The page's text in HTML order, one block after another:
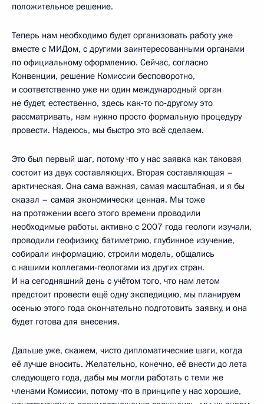
положительное решение.
Теперь нам необходимо будет организовать работу уже
вместе с МИДом, с другими заинтересованными органами
по официальному оформлению. Сейчас, согласно
Конвенции, решение Комиссии бесповоротно,
и соответственно уже ни один международный орган
не будет, естественно, здесь как‑то по‑другому это
рассматривать, нам нужно просто формальную процедуру
провести. Надеюсь, мы быстро это всё сделаем.
Это был первый шаг, потому что у нас заявка как таковая
состоит из двух составляющих. Вторая составляющая –
арктическая. Она сама важная, самая масштабная, и я бы
сказал – самая экономически ценная. Мы тоже
на протяжении всего этого времени проводили
необходимые работы, активно с 2007 года геологи изучали,
проводили геофизику, батиметрию, глубинное изучение,
собирали информацию, строили модель, общались
с нашими коллегами-геологами из других стран.
И на сегодняшний день с учётом того, что нам летом
предстоит провести ещё одну экспедицию, мы планируем
осенью этого года окончательно подготовить заявку, и она
будет готова для внесения.
Дальше уже, скажем, чисто дипломатические шаги, когда
её лучше вносить. Желательно, конечно, её внести до лета
следующего года, дабы мы могли работать с теми же
членами Комиссии, потому что в принципе у нас хорошие,